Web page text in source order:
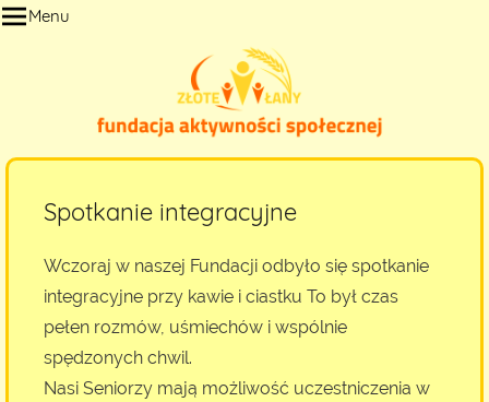
Przejdź
Menu
Spotkanie integracyjne
Wczoraj w naszej Fundacji odbyło się spotkanie
integracyjne przy kawie i ciastku To był czas
pełen rozmów, uśmiechów i wspólnie
spędzonych chwil.
Nasi Seniorzy mają możliwość uczestniczenia w